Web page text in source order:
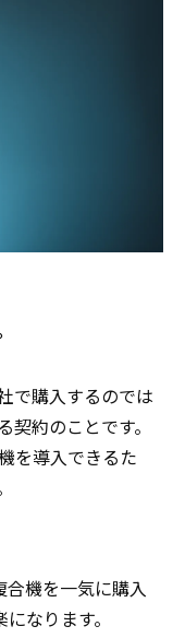
で購入するのでは
約のことです。
を導入できるた
合機を一気に購入
なります。